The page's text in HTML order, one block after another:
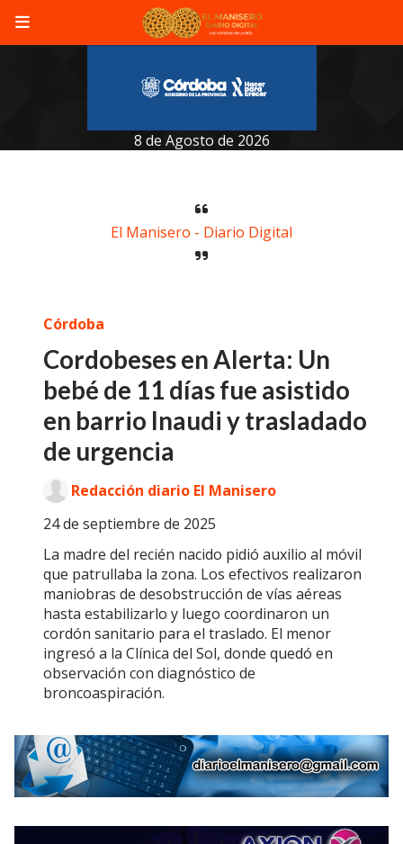
8 de Agosto de 2026
El Manisero - Diario Digital
Cordobeses en Alerta: Un
bebé de 11 días fue asistido
en barrio Inaudi y trasladado
de urgencia
La madre del recién nacido pidió auxilio al móvil
que patrullaba la zona. Los efectivos realizaron
maniobras de desobstrucción de vías aéreas
hasta estabilizarlo y luego coordinaron un
cordón sanitario para el traslado. El menor
ingresó a la Clínica del Sol, donde quedó en
observación con diagnóstico de
broncoaspiración.
Córdoba
24 de septiembre de 2025
Redacción diario El Manisero